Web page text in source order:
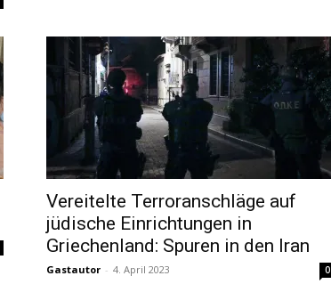
Vereitelte Terroranschläge auf
jüdische Einrichtungen in
Griechenland: Spuren in den Iran
Gastautor - 4. April 2023 0